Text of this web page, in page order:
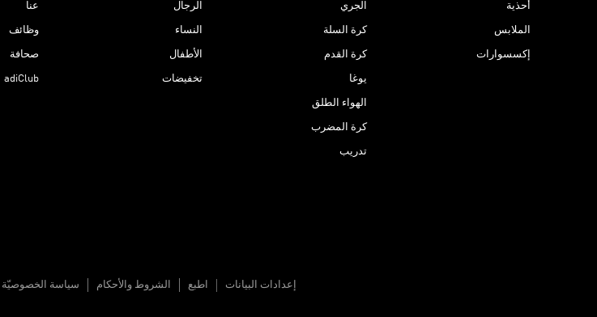
أحذية
الملابس
إكسسوارات
الجري
كرة السلة
كرة القدم
يوغا
الهواء الطلق
كرة المضرب
تدريب
الرجال
النساء
الأطفال
تخفيضات
عنا
وظائف
صحافة
adiClub
إعدادات البيانات سياسة الخصوصيّة الشروط والأحكام اطبع